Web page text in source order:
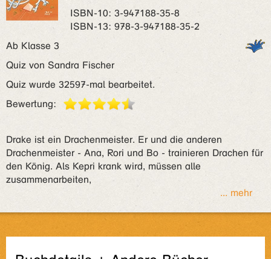
ISBN‑10: 3-947188-35-8
ISBN‑13: 978-3-947188-35-2
Ab Klasse 3
Quiz von Sandra Fischer
Quiz wurde 32597-mal bearbeitet.
Bewertung:
Drake ist ein Drachenmeister. Er und die anderen
Drachenmeister - Ana, Rori und Bo - trainieren Drachen für
den König. Als Kepri krank wird, müssen alle
zusammenarbeiten,
... mehr